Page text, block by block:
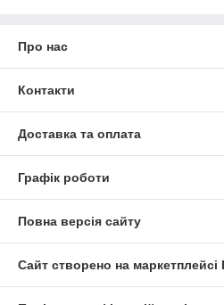
Про нас
Контакти
Доставка та оплата
Графік роботи
Повна версія сайту
Сайт створено на маркетплейсі